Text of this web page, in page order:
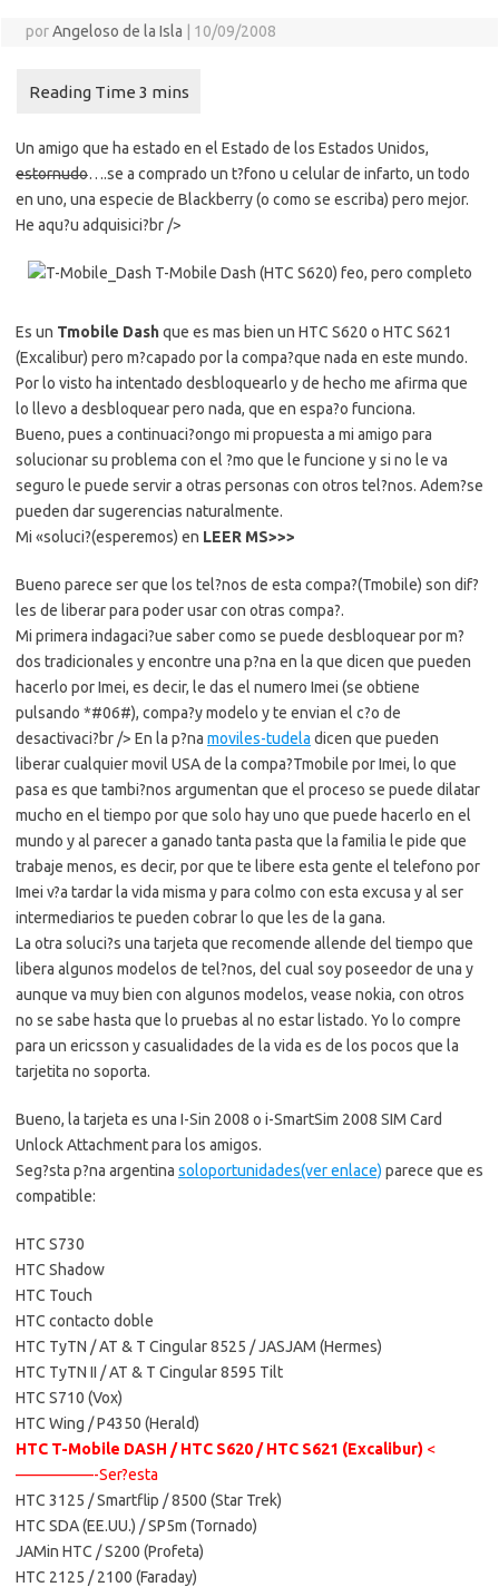
porAngeloso de la Isla 10/09/2008
Un amigo que ha estado en el Estado de los Estados Unidos,
estornudo….se a comprado un t?fono u celular de infarto, un todo
en uno, una especie de Blackberry (o como se escriba) pero mejor.
He aqu?u adquisici?br />
Es un Tmobile Dashque es mas bien un HTC S620 o HTC S621
(Excalibur) pero m?capado por la compa?que nada en este mundo.
Por lo visto ha intentado desbloquearlo y de hecho me afirma que
lo llevo a desbloquear pero nada, que en espa?o funciona.
Bueno, pues a continuaci?ongo mi propuesta a mi amigo para
solucionar su problema con el ?mo que le funcione y si no le va
seguro le puede servir a otras personas con otros tel?nos. Adem?se
pueden dar sugerencias naturalmente.
Mi «soluci?(esperemos) en LEER MS>>>
Bueno parece ser que los tel?nos de esta compa?(Tmobile) son dif?
les de liberar para poder usar con otras compa?.
Mi primera indagaci?ue saber como se puede desbloquear por m?
dos tradicionales y encontre una p?na en la que dicen que pueden
hacerlo por Imei, es decir, le das el numero Imei (se obtiene
pulsando *#06#), compa?y modelo y te envian el c?o de
desactivaci?br /> En la p?na moviles-tudela dicen que pueden
liberar cualquier movil USA de la compa?Tmobile por Imei, lo que
pasa es que tambi?nos argumentan que el proceso se puede dilatar
mucho en el tiempo por que solo hay uno que puede hacerlo en el
mundo y al parecer a ganado tanta pasta que la familia le pide que
trabaje menos, es decir, por que te libere esta gente el telefono por
Imei v?a tardar la vida misma y para colmo con esta excusa y al ser
intermediarios te pueden cobrar lo que les de la gana.
La otra soluci?s una tarjeta que recomende allende del tiempo que
libera algunos modelos de tel?nos, del cual soy poseedor de una y
aunque va muy bien con algunos modelos, vease nokia, con otros
no se sabe hasta que lo pruebas al no estar listado. Yo lo compre
para un ericsson y casualidades de la vida es de los pocos que la
tarjetita no soporta.
Bueno, la tarjeta es una I-Sin 2008 o i-SmartSim 2008 SIM Card
Unlock Attachment para los amigos.
Seg?sta p?na argentina soloportunidades(ver enlace) parece que es
compatible:
HTC S730
HTC Shadow
HTC Touch
HTC contacto doble
HTC TyTN / AT & T Cingular 8525 / JASJAM (Hermes)
HTC TyTN II / AT & T Cingular 8595 Tilt
HTC S710 (Vox)
HTC Wing / P4350 (Herald)
HTC T-Mobile DASH / HTC S620 / HTC S621 (Excalibur) <
—————-Ser?esta
HTC 3125 / Smartflip / 8500 (Star Trek)
HTC SDA (EE.UU.) / SP5m (Tornado)
JAMin HTC / S200 (Profeta)
HTC 2125 / 2100 (Faraday)